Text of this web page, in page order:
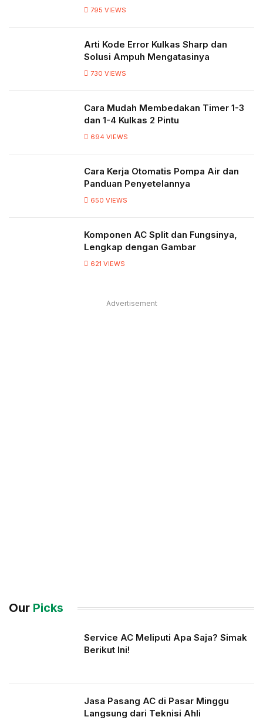
795 VIEWS
Arti Kode Error Kulkas Sharp dan
Solusi Ampuh Mengatasinya
730 VIEWS
Cara Mudah Membedakan Timer 1-3
dan 1-4 Kulkas 2 Pintu
694 VIEWS
Cara Kerja Otomatis Pompa Air dan
Panduan Penyetelannya
650 VIEWS
Komponen AC Split dan Fungsinya,
Lengkap dengan Gambar
621 VIEWS
Advertisement
Our Picks
Service AC Meliputi Apa Saja? Simak
Berikut Ini!
Jasa Pasang AC di Pasar Minggu
Langsung dari Teknisi Ahli